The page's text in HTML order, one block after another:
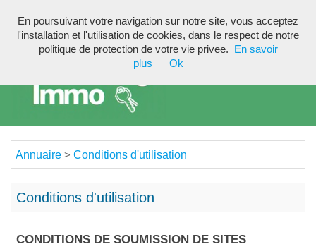
Annuaire > Conditions d'utilisation
Conditions d'utilisation
CONDITIONS DE SOUMISSION DE SITES
En poursuivant votre navigation sur notre site, vous acceptez
l'installation et l'utilisation de cookies, dans le respect de notre
politique de protection de votre vie privee.
En savoir
plus
Ok